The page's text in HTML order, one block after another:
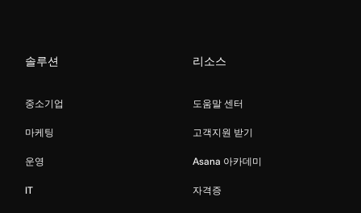
솔루션
중소기업
마케팅
운영
IT
리소스
도움말 센터
고객지원 받기
Asana 아카데미
자격증